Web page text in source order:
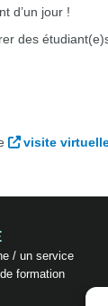
d’un jour !
des
visite
/ un service
formation